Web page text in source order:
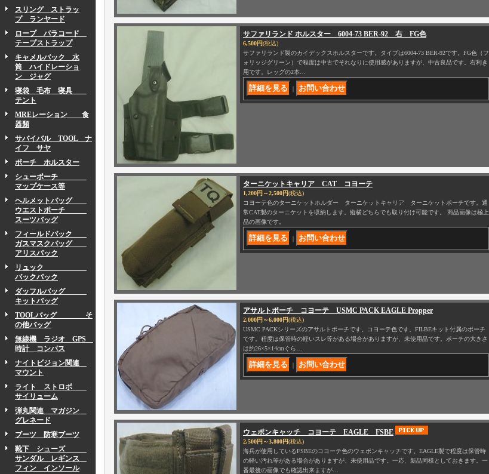
スリング ストラッ
プ ランヤード
ロープ パラコード
テープストラップ
キャメルバック 水
筒 ハイドレーショ
ン ジャグ
寝袋 毛布 寝具
テント
MREレーション 食
器類
サバイバル TOOL ナ
イフ サヤ
ボーチ ホルスター
シューポーチ
マップケース等
ヘルメットバッグ
ウエストポーチ
スーツバッグ
フィールドパック
ガスマスクバッグ
アリスパック
リュック
バックパック
ダッフルバッグ
キットバッグ
TOOLバッグ そ
の他バッグ
無線機 ラジオ GPS
時計 コンパス
ナイトビジョン関連
マウント
ライト ストロボ
サイリューム
弾丸関連 マガジン
グレネード
ブーツ 防寒ブーツ
靴下 シューズ
サンダル レギンス
フィン インソール
サファリランド ホルスター 6004-73 BER-92 右 FG色
6,500円(税込)
サファリランド製のカイデックスホルスターです。タイプは6004-73 BER-92です。FG色（フ
ォリッジグリーン）で程度は中古でそれなりに使用感がありますが、中古良品です。右利き
用です。レッグの2本…
｜
ターニケットキャリア CAT コヨーテ
1,200円～2,500円(税込)
コヨーテ色のターニケットホルダー ターニケットキャリア ターニケットポーチです。通
常CAT製のターニケットを収納します。縦横どちらでも取り付け可能です。 商品画像は極上
品の画像です。
｜
アサルトポーチ コヨーテ USMC PACK EAGLE Propper
2,000円～6,000円(税込)
USMC PACKシリーズのアサルトポーチです。コヨーテ色です。FILBEキット付属のポーチ
です。程度は保管時の軽いスレ等がある場合がありますが、未使用品です。ポーチの大きさ
は約26×5×14cmぐら…
｜
ウェポンキャッチ コヨーテ EAGLE FSBE
2,500円～3,800円(税込)
海兵が使用しているFSBEのコヨーテ色のウェポンキャッチです。EAGLE製で程度は保管時
の軽い汚れ等がある場合がありますが、未使用品です。一応、新品同様としておきます。一
番最後の画像でも確認出来ますが…